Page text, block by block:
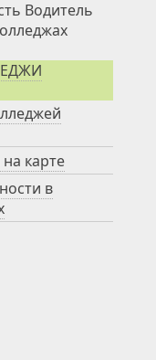
карте
в